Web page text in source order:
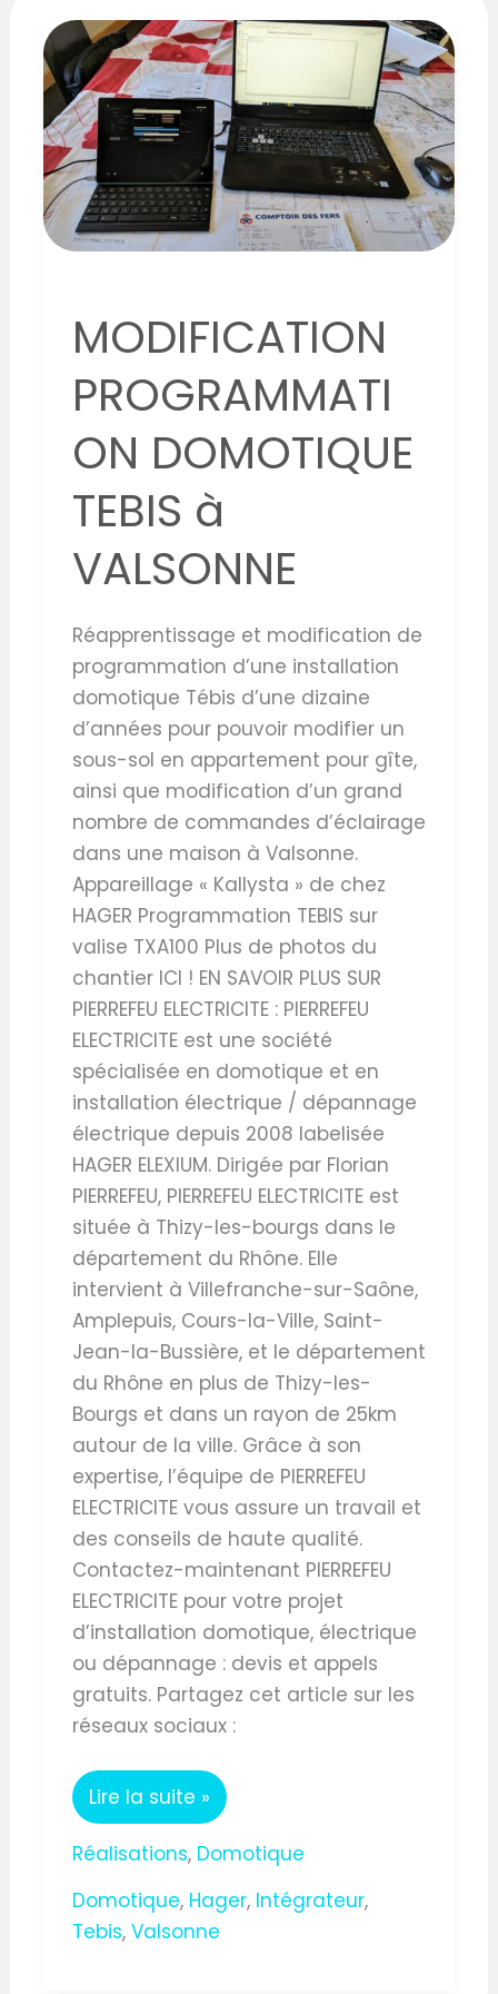
MODIFICATION
PROGRAMMATI
ON DOMOTIQUE
TEBIS à
VALSONNE
Réapprentissage et modification de
programmation d’une installation
domotique Tébis d’une dizaine
d’années pour pouvoir modifier un
sous-sol en appartement pour gîte,
ainsi que modification d’un grand
nombre de commandes d’éclairage
dans une maison à Valsonne.
Appareillage « Kallysta » de chez
HAGER Programmation TEBIS sur
valise TXA100 Plus de photos du
chantier ICI ! EN SAVOIR PLUS SUR
PIERREFEU ELECTRICITE : PIERREFEU
ELECTRICITE est une société
spécialisée en domotique et en
installation électrique / dépannage
électrique depuis 2008 labelisée
HAGER ELEXIUM. Dirigée par Florian
PIERREFEU, PIERREFEU ELECTRICITE est
située à Thizy-les-bourgs dans le
département du Rhône. Elle
intervient à Villefranche-sur-Saône,
Amplepuis, Cours-la-Ville, Saint-
Jean-la-Bussière, et le département
du Rhône en plus de Thizy-les-
Bourgs et dans un rayon de 25km
autour de la ville. Grâce à son
expertise, l’équipe de PIERREFEU
ELECTRICITE vous assure un travail et
des conseils de haute qualité.
Contactez-maintenant PIERREFEU
ELECTRICITE pour votre projet
d’installation domotique, électrique
ou dépannage : devis et appels
gratuits. Partagez cet article sur les
réseaux sociaux :
PROGRAMMATION
DOMOTIQUE
TEBIS
à
VALSONNE
Lire la suite »
Réalisations, Domotique
Domotique, Hager, Intégrateur,
Tebis, Valsonne